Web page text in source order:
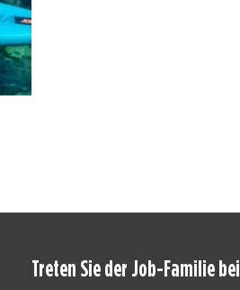
Treten Sie der Job-Familie bei